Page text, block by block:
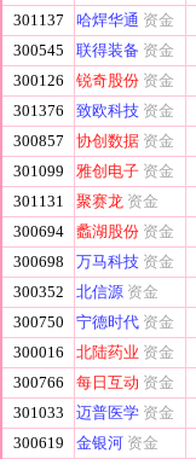
301137
哈焊华通 资金
300545
联得装备 资金
300126
锐奇股份 资金
301376
致欧科技 资金
300857
协创数据 资金
301099
雅创电子 资金
301131
聚赛龙 资金
300694
蠡湖股份 资金
300698
万马科技 资金
300352
北信源 资金
300750
宁德时代 资金
300016
北陆药业 资金
300766
每日互动 资金
301033
迈普医学 资金
300619
金银河 资金